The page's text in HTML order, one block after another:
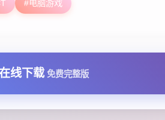
#电脑游戏
在线下载 免费完整版